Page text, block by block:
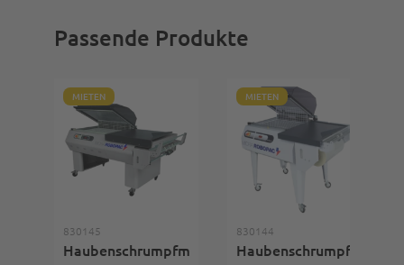
Passende Produkte
MIETEN
830145
Haubenschrumpfmaschine
MIETEN
830144